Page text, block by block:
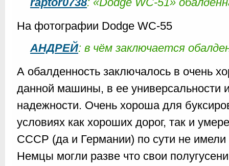
На фотографии Dodge WC-55
АНДРЕЙ: в чём заключается
А обалденность заключалось в очень
данной машины, в ее универсальности
надежности. Очень хороша для
условиях как хороших дорог, так и
СССР (да и Германии) по сути не
Немцы могли разве что свои